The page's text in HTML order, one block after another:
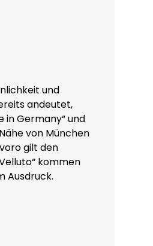
und
andeutet,
in Germany“ und
von München
gilt den
kommen
Ausdruck.